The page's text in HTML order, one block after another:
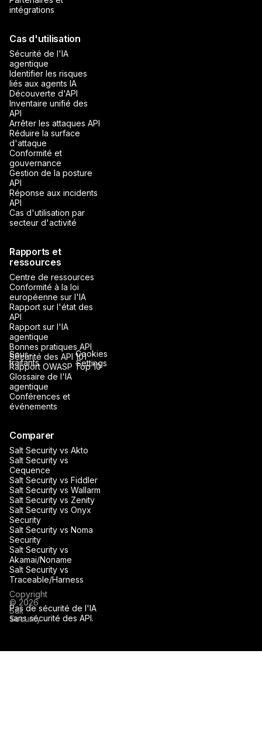
intégrations
Cas d'utilisation
Sécurité de l'IA
agentique
Identifier les risques
liés aux agents IA
Découverte d'API
Inventaire unifié des
API
Arrêter les attaques API
Réduire la surface
d'attaque
Conformité et
gouvernance
Gestion de la posture
API
Réponse aux incidents
API
Cas d'utilisation par
secteur d'activité
Rapports et
ressources
Centre de ressources
Conformité à la loi
européenne sur l'IA
Rapport sur l'état des
API
Rapport sur l'IA
agentique
Bonnes pratiques API
Sécurité des API 101
Rapport OWASP Top 10
Glossaire de l'IA
agentique
Conférences et
événements
Pas de sécurité de l'IA
sans sécurité des API.
Comparer
Salt Security vs Akto
Salt Security vs
Cequence
Salt Security vs Fiddler
Salt Security vs Wallarm
Salt Security vs Zenity
Salt Security vs Onyx
Security
Salt Security vs Noma
Security
Salt Security vs
Akamai/Noname
Salt Security vs
Traceable/Harness
Sous-
traitants
Cookies
Settings
Copyright
© 2026
Salt
Security